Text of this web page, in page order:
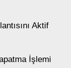
Aktif
İşlemi